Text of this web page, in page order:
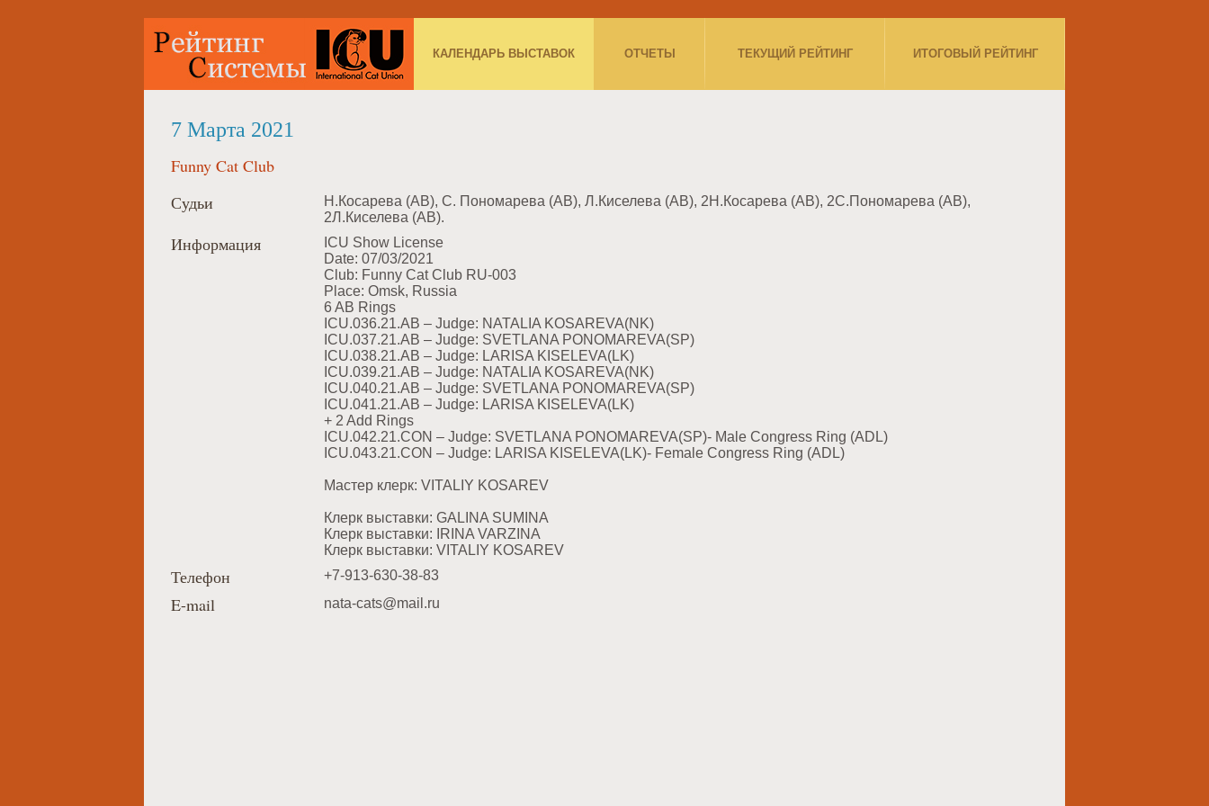
КАЛЕНДАРЬ ВЫСТАВОК ОТЧЕТЫ ТЕКУЩИЙ РЕЙТИНГ ИТОГОВЫЙ РЕЙТИНГ
7 Марта 2021
Funny Cat Club
Судьи
Н.Косарева (AB), С. Пономарева (AB), Л.Киселева (AB), 2Н.Косарева (AB), 2С.Пономарева (AB),
2Л.Киселева (AB).
Информация
ICU Show License
Date: 07/03/2021
Club: Funny Cat Club RU-003
Place: Omsk, Russia
6 AB Rings
ICU.036.21.АВ – Judge: NATALIA KOSAREVA(NK)
ICU.037.21.АВ – Judge: SVETLANA PONOMAREVA(SP)
ICU.038.21.АВ – Judge: LARISA KISELEVA(LK)
ICU.039.21.АВ – Judge: NATALIA KOSAREVA(NK)
ICU.040.21.АВ – Judge: SVETLANA PONOMAREVA(SP)
ICU.041.21.АВ – Judge: LARISA KISELEVA(LK)
+ 2 Add Rings
ICU.042.21.CON – Judge: SVETLANA PONOMAREVA(SP)- Male Congress Ring (ADL)
ICU.043.21.CON – Judge: LARISA KISELEVA(LK)- Female Congress Ring (ADL)
Мастер клерк: VITALIY KOSAREV
Клерк выставки: GALINA SUMINA
Клерк выставки: IRINA VARZINA
Клерк выставки: VITALIY KOSAREV
Телефон +7-913-630-38-83
E-mail nata-cats@mail.ru